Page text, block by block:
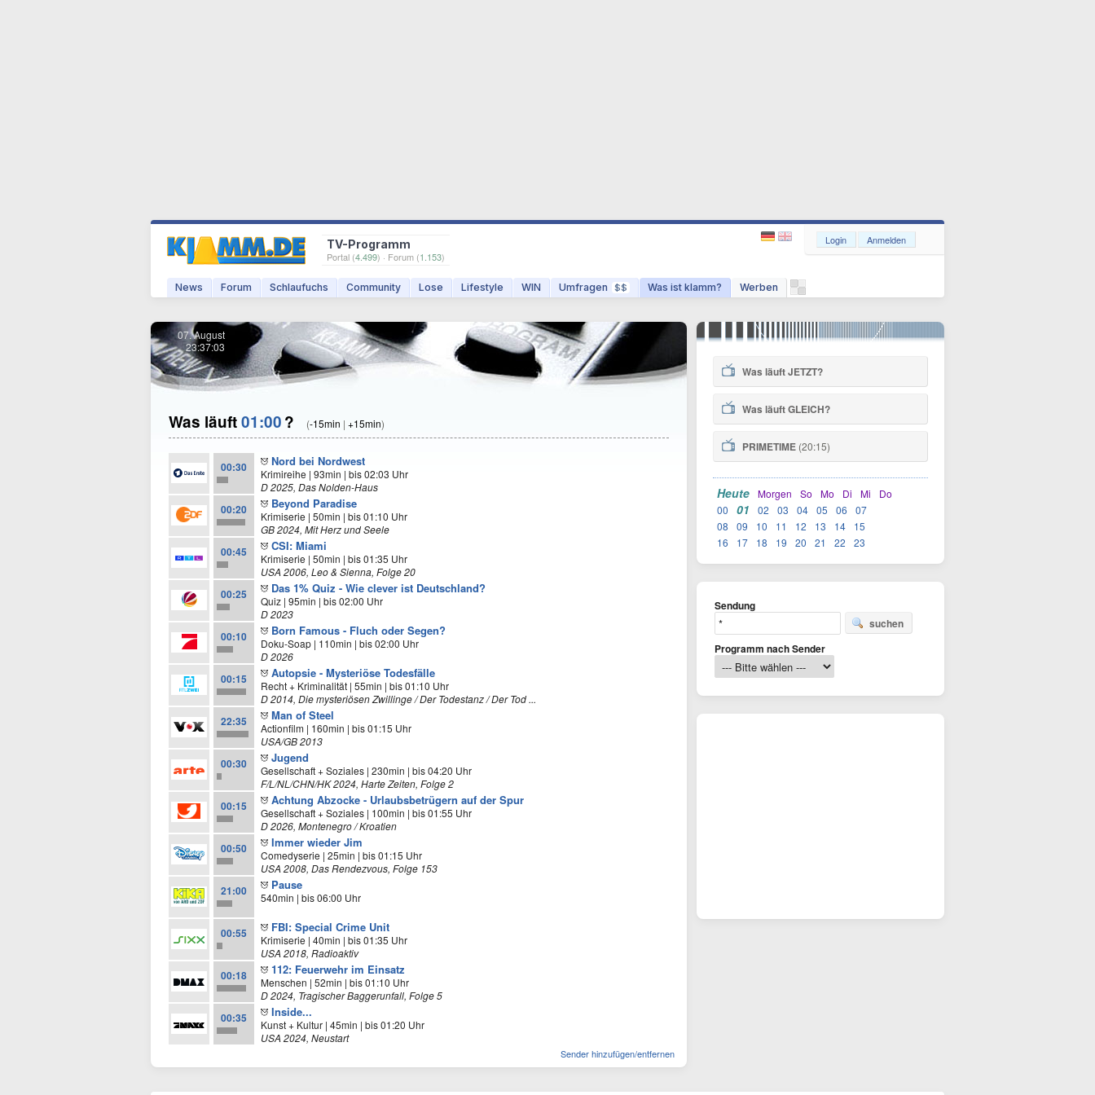
TV-Programm
Portal (4.499) · Forum (1.153)
News Forum Schlaufuchs Community Lose Lifestyle WIN Umfragen $$ Was ist klamm? Werben
Login Anmelden
07. August
23:37:03
Was läuft01:00? (-15min | +15min)
00:30 Nord bei Nordwest
Krimireihe | 93min | bis 02:03 Uhr
D 2025, Das Nolden-Haus
00:20 Beyond Paradise
Krimiserie | 50min | bis 01:10 Uhr
GB 2024, Mit Herz und Seele
00:45 CSI: Miami
Krimiserie | 50min | bis 01:35 Uhr
USA 2006, Leo & Sienna, Folge 20
00:25 Das 1% Quiz - Wie clever ist Deutschland?
Quiz | 95min | bis 02:00 Uhr
D 2023
00:10 Born Famous - Fluch oder Segen?
Doku-Soap | 110min | bis 02:00 Uhr
D 2026
00:15 Autopsie - Mysteriöse Todesfälle
Recht + Kriminalität | 55min | bis 01:10 Uhr
D 2014, Die mysteriösen Zwillinge / Der Todestanz / Der Tod ...
22:35 Man of Steel
Actionfilm | 160min | bis 01:15 Uhr
USA/GB 2013
00:30 Jugend
Gesellschaft + Soziales | 230min | bis 04:20 Uhr
F/L/NL/CHN/HK 2024, Harte Zeiten, Folge 2
00:15 Achtung Abzocke - Urlaubsbetrügern auf der Spur
Gesellschaft + Soziales | 100min | bis 01:55 Uhr
D 2026, Montenegro / Kroatien
00:50 Immer wieder Jim
Comedyserie | 25min | bis 01:15 Uhr
USA 2008, Das Rendezvous, Folge 153
21:00 Pause
540min | bis 06:00 Uhr
00:55 FBI: Special Crime Unit
Krimiserie | 40min | bis 01:35 Uhr
USA 2018, Radioaktiv
00:18 112: Feuerwehr im Einsatz
Menschen | 52min | bis 01:10 Uhr
D 2024, Tragischer Baggerunfall, Folge 5
00:35 Inside...
Kunst + Kultur | 45min | bis 01:20 Uhr
USA 2024, Neustart
Sender hinzufügen/entfernen
Was läuftJETZT?
Was läuftGLEICH?
PRIMETIME (20:15)
Heute Morgen So Mo Di Mi
Do
00
01 02 03 04 05 06
07
08
09 10 11 12 13 14
15
16
17 18 19 20 21 22 23
Sendung
suchen
Programm nach Sender